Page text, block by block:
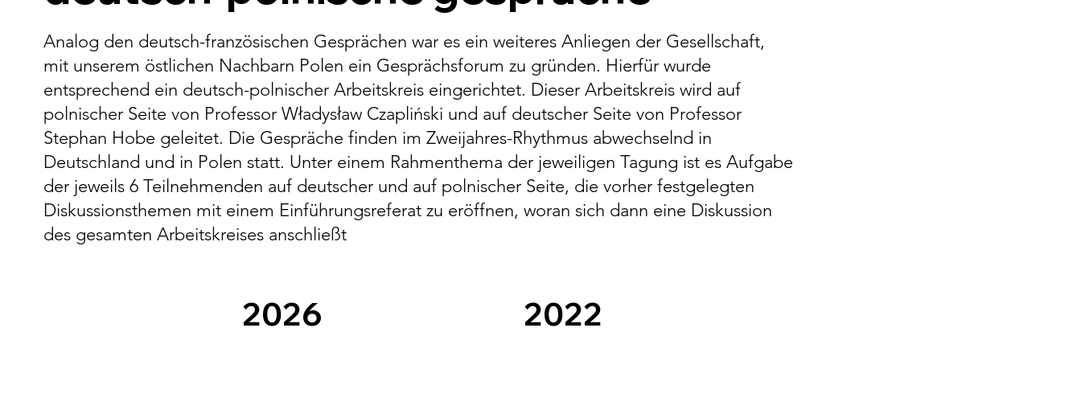
KUJUS/
MÜHREL/WI
ELANGA
(Hrsg.)
Progress and
International
Jurisdiction -
Who Speaks
International
Law?
Law?
Analog den deutsch-französischen Gesprächen war es ein weiteres Anliegen der Gesellschaft,
mit unserem östlichen Nachbarn Polen ein Gesprächsforum zu gründen. Hierfür wurde
entsprechend ein deutsch-polnischer Arbeitskreis eingerichtet. Dieser Arbeitskreis wird auf
polnischer Seite von Professor Władysław Czapliński und auf deutscher Seite von Professor
Stephan Hobe geleitet. Die Gespräche finden im Zweijahres-Rhythmus abwechselnd in
Deutschland und in Polen statt. Unter einem Rahmenthema der jeweiligen Tagung ist es Aufgabe
der jeweils 6 Teilnehmenden auf deutscher und auf polnischer Seite, die vorher festgelegten
Diskussionsthemen mit einem Einführungsreferat zu eröffnen, woran sich dann eine Diskussion
des gesamten Arbeitskreises anschließt
2026 2022